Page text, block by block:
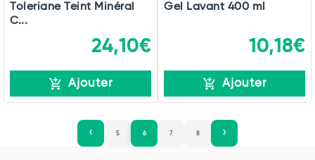
Toleriane Teint Minéral
C...
24,10€
Ajouter
Gel Lavant 400 ml
10,18€
Ajouter
5 6 7 8